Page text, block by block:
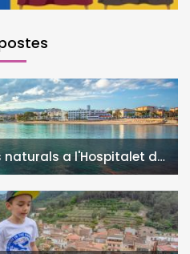
naturals a l'Hospitalet de
Vall de Llors